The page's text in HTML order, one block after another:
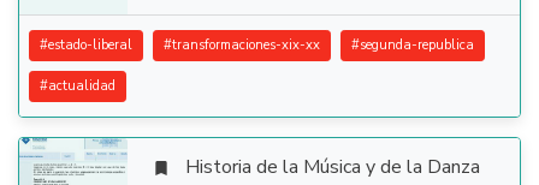
#estado-liberal #transformaciones-xix-xx #segunda-republica
#actualidad
 Historia de la Música y de la Danza